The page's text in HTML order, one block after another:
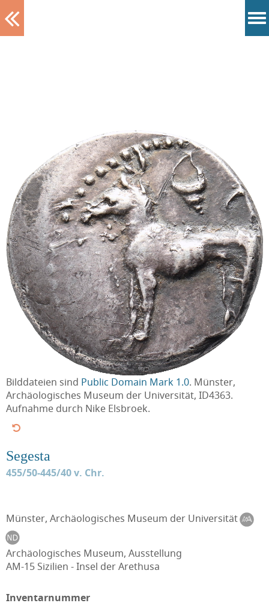
Bilddateien sind Public Domain Mark 1.0. Münster,
Archäologisches Museum der Universität, ID4363.
Aufnahme durch Nike Elsbroek.
Segesta
455/50-445/40 v. Chr.
Münster, Archäologisches Museum der Universität
Archäologisches Museum, Ausstellung
AM-15 Sizilien - Insel der Arethusa
Inventarnummer